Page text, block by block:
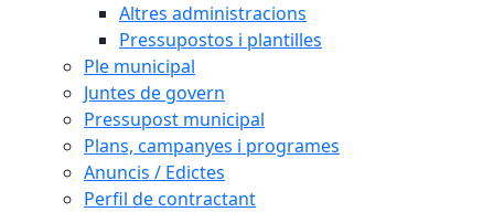
Altres administracions
Pressupostos i plantilles
Ple municipal
Juntes de govern
Pressupost municipal
Plans, campanyes i programes
Anuncis / Edictes
Perfil de contractant